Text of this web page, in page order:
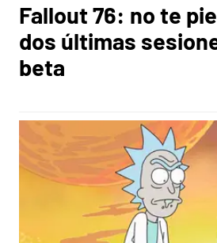
Fallout 76: no te
dos últimas
beta